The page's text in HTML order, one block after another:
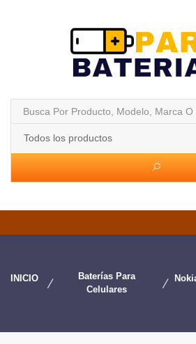
Todos los productos
INICIO
Baterías Para
Celulares